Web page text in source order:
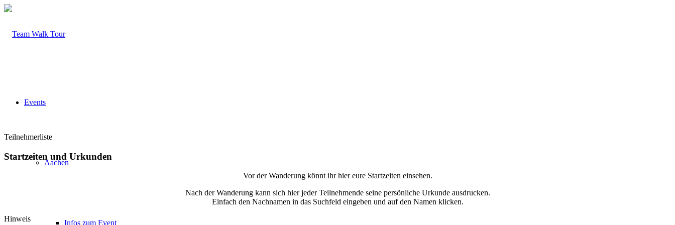
Events
Aachen
Infos zum Event
Teilnehmerliste
Startzeiten und Urkunden
Vor der Wanderung könnt ihr hier eure Startzeiten einsehen.
Nach der Wanderung kann sich hier jeder Teilnehmende seine persönliche Urkunde ausdrucken.
Einfach den Nachnamen in das Suchfeld eingeben und auf den Namen klicken.
Hinweis